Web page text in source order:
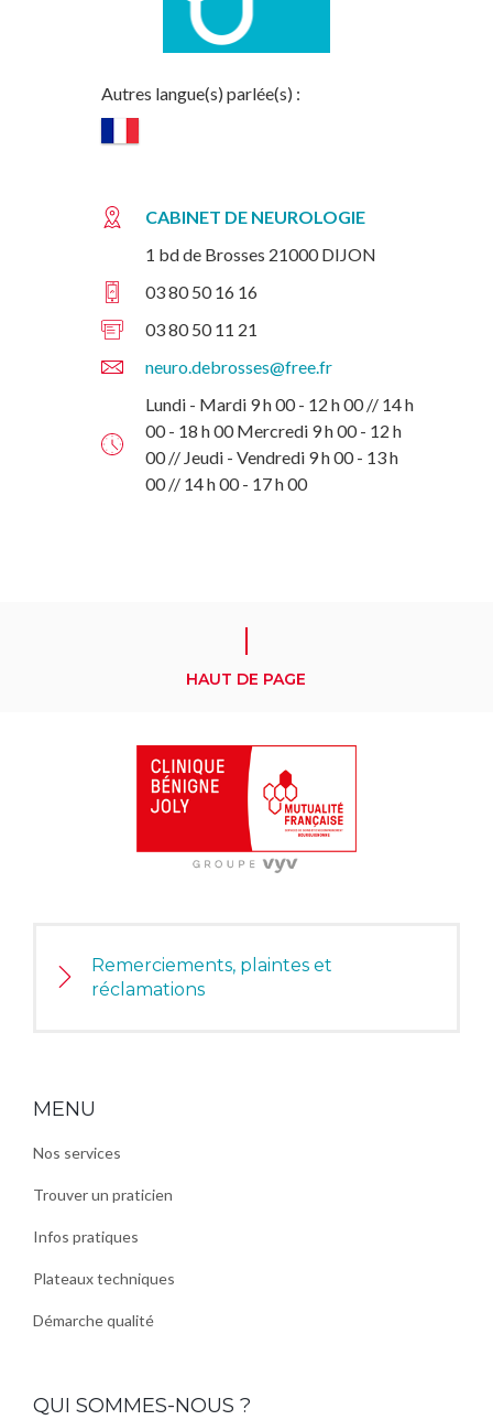
Autres langue(s) parlée(s) :
CABINET DE NEUROLOGIE
1 bd de Brosses 21000 DIJON
03 80 50 16 16
03 80 50 11 21
neuro.debrosses@free.fr
Lundi - Mardi 9 h 00 - 12 h 00 // 14 h
00 - 18 h 00 Mercredi 9 h 00 - 12 h
00 // Jeudi - Vendredi 9 h 00 - 13 h
00 // 14 h 00 - 17 h 00
HAUT DE PAGE
Remerciements, plaintes et
réclamations
MENU
Nos services
Trouver un praticien
Infos pratiques
Plateaux techniques
Démarche qualité
QUI SOMMES-NOUS ?